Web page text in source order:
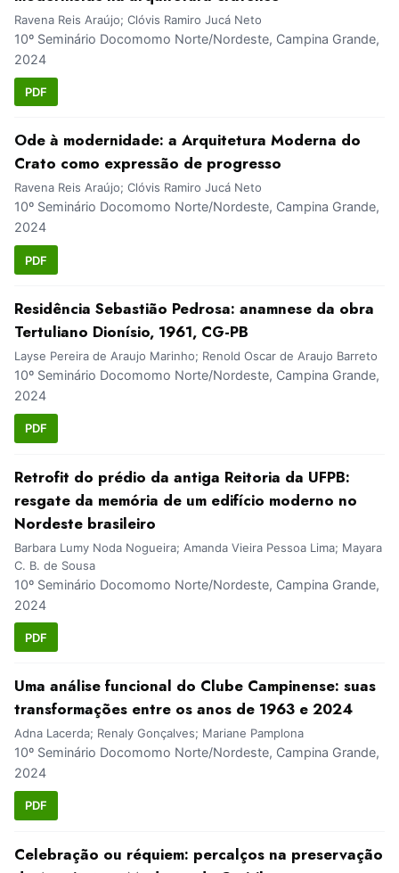
Ravena Reis Araújo; Clóvis Ramiro Jucá Neto
10º Seminário Docomomo Norte/Nordeste, Campina Grande,
2024
PDF
Ode à modernidade: a Arquitetura Moderna do
Crato como expressão de progresso
Ravena Reis Araújo; Clóvis Ramiro Jucá Neto
10º Seminário Docomomo Norte/Nordeste, Campina Grande,
2024
PDF
Residência Sebastião Pedrosa: anamnese da obra
Tertuliano Dionísio, 1961, CG-PB
Layse Pereira de Araujo Marinho; Renold Oscar de Araujo Barreto
10º Seminário Docomomo Norte/Nordeste, Campina Grande,
2024
PDF
Retrofit do prédio da antiga Reitoria da UFPB:
resgate da memória de um edifício moderno no
Nordeste brasileiro
Barbara Lumy Noda Nogueira; Amanda Vieira Pessoa Lima; Mayara
C. B. de Sousa
10º Seminário Docomomo Norte/Nordeste, Campina Grande,
2024
PDF
Uma análise funcional do Clube Campinense: suas
transformações entre os anos de 1963 e 2024
Adna Lacerda; Renaly Gonçalves; Mariane Pamplona
10º Seminário Docomomo Norte/Nordeste, Campina Grande,
2024
PDF
Celebração ou réquiem: percalços na preservação